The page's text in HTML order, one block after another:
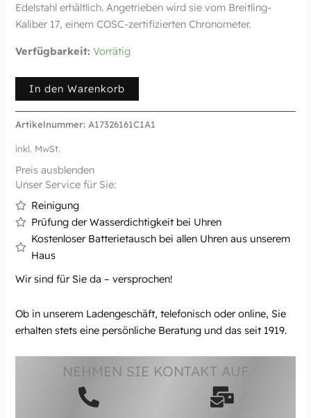
Edelstahl erhältlich. Angetrieben wird sie vom Breitling-
Kaliber 17, einem COSC-zertifizierten Chronometer.
Verfügbarkeit: Vorrätig
In den Warenkorb
Artikelnummer:A17326161C1A1
inkl. MwSt.
Preis ausblenden
Unser Service für Sie:
Reinigung
Prüfung der Wasserdichtigkeit bei Uhren
Kostenloser Batterietausch bei allen Uhren aus unserem
Haus
Wir sind für Sie da – versprochen!
Ob in unserem Ladengeschäft, telefonisch oder online, Sie
erhalten stets eine persönliche Beratung und das seit 1919.
NEHMEN SIE KONTAKT AUF